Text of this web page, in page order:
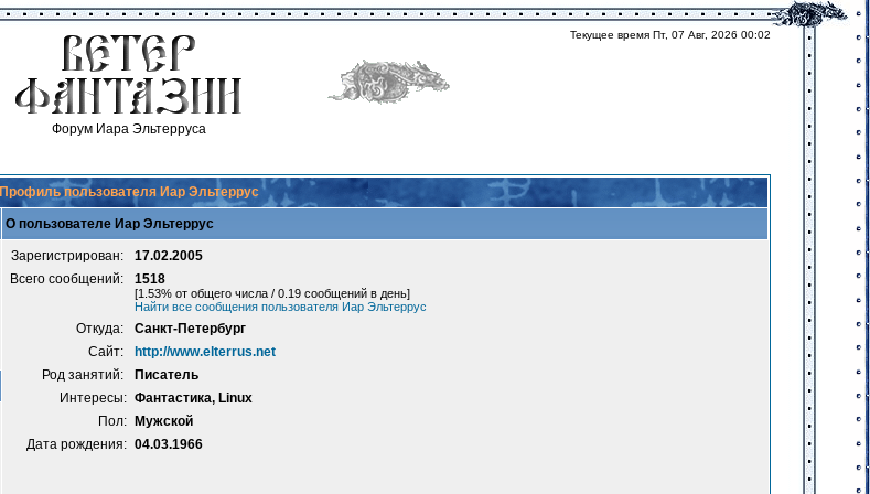
Форум Иара Эльтерруса
Текущее время Пт, 07 Авг, 2026 00:02
Профиль пользователя Иар Эльтеррус
О пользователе Иар Эльтеррус
Зарегистрирован:
17.02.2005
Всего сообщений:
1518
[1.53% от общего числа / 0.19 сообщений в день]
Найти все сообщения пользователя Иар Эльтеррус
Откуда:
Санкт-Петербург
Сайт:
http://www.elterrus.net
Род занятий:
Писатель
Интересы: Фантастика, Linux
Пол:
Мужской
Дата рождения: 04.03.1966